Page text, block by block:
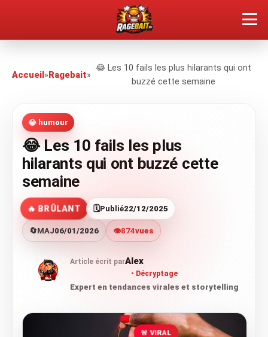
ÇA FAIT RÉAGIR
🔥 VOIR LE BUZZ
Accueil » Ragebait»
😂 Les 10 fails les plus hilarants qui ont
buzzé cette semaine
😂 humour
😂 Les 10 fails les plus
hilarants qui ont buzzé cette
semaine
🔥 BRÛLANT 🗓️Publié22/12/2025
🔄MAJ06/01/2026 👁️874vues
Article écrit parAlex
Décryptage
Expert en tendances virales et storytelling
🚨 VIRAL